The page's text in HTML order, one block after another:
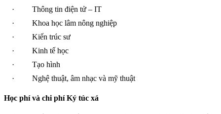
·
Thông tin điện tử – IT
·
Khoa học lâm nông nghiệp
·
Kiến trúc sư
·
Kinh tế học
·
Tạo hình
·
Nghệ thuật, âm nhạc và mỹ thuật
Học phí và chi phí Ký túc xá